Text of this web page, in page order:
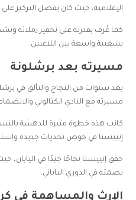
الإعلامية، حيث كان يفضل التركيز
كما عُرف بقدرته على تحفيز زملائه
بشعبية واسعة بين اللاعبين.
مسيرته بعد برشلونة
مسيرته مع النادي الكتالوني
كانت هذه خطوة مثيرة للدهشة
إنييستا في خوض تحديات جديدة
حقق إنييستا نجاحًا جيدًا في اليابان،
بصمته في الدوري الياباني.
الإرث والمساهمة في